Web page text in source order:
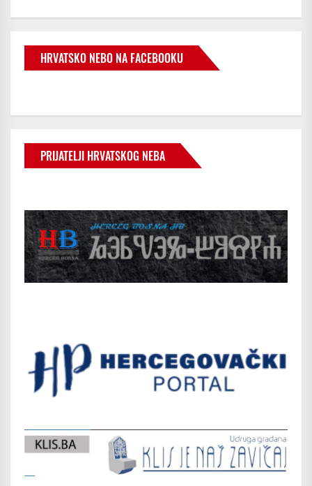
HRVATSKO NEBO NA FACEBOOKU
PRIJATELJI HRVATSKOG NEBA